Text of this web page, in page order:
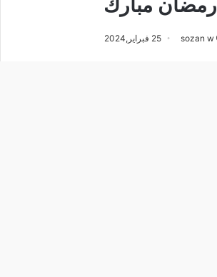
رمضان مبارك
sozan w 25 فبراير,2024